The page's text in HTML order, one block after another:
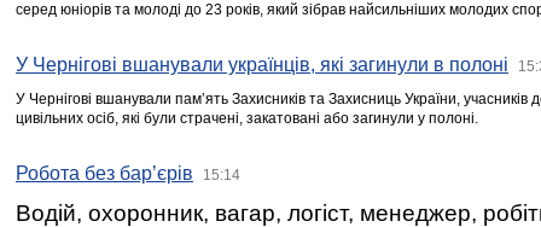
серед юніорів та молоді до 23 років, який зібрав найсильніших молодих
У Чернігові вшанували українців, які загинули в полоні
У Чернігові вшанували пам’ять Захисників та Захисниць України,
цивільних осіб, які були страчені, закатовані або загинули у полоні.
Робота без бар’єрів 15:14
Водій, охоронник, вагар, логіст, менеджер,